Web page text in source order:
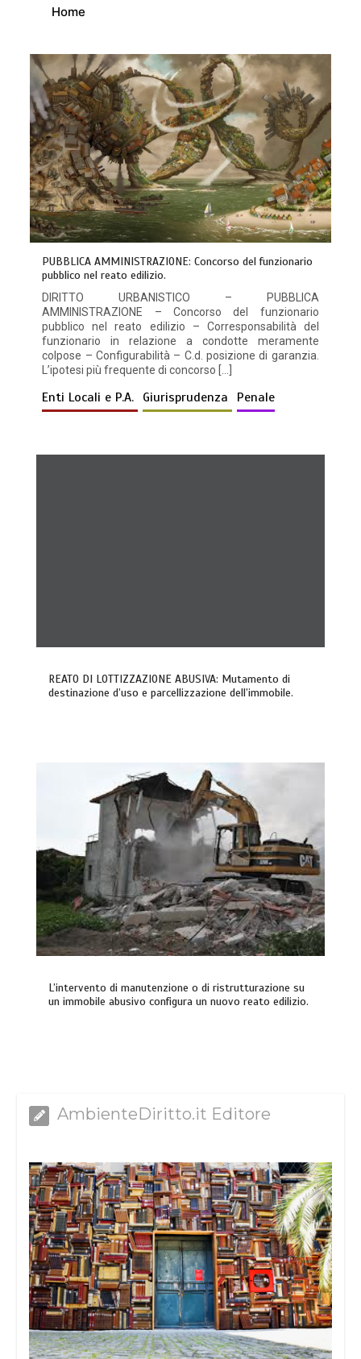
Home
PUBBLICA AMMINISTRAZIONE: Concorso del funzionario
pubblico nel reato edilizio.
DIRITTO URBANISTICO – PUBBLICA
AMMINISTRAZIONE – Concorso del funzionario
pubblico nel reato edilizio – Corresponsabilità del
funzionario in relazione a condotte meramente
colpose – Configurabilità – C.d. posizione di garanzia.
L’ipotesi più frequente di concorso […]
Enti Locali e P.A. Giurisprudenza Penale
REATO DI LOTTIZZAZIONE ABUSIVA: Mutamento di
destinazione d’uso e parcellizzazione dell’immobile.
L’intervento di manutenzione o di ristrutturazione su
un immobile abusivo configura un nuovo reato edilizio.
AmbienteDiritto.it Editore